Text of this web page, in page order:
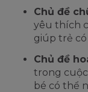
Chủ đề
yêu thích
giúp trẻ
Chủ đề
trong cuộc
bé có thể